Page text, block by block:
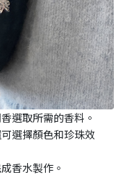
選取所需的香料。
選擇顏色和珍珠效
香水製作。